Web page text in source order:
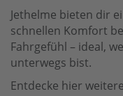
Jethelme bieten dir
schnellen Komfort
Fahrgefühl – ideal,
unterwegs bist.
Entdecke hier weitere